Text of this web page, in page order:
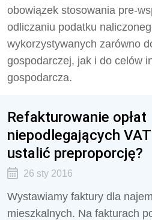
obowiązek stosowania pre-
odliczaniu podatku
wykorzystywanych zarówno
gospodarczej, jak i do celów
gospodarcza.
Refakturowanie opłat
niepodlegających
ustalić preproporcję?
26 sty 2016
Wystawiamy faktury dla
mieszkalnych. Na fakturach